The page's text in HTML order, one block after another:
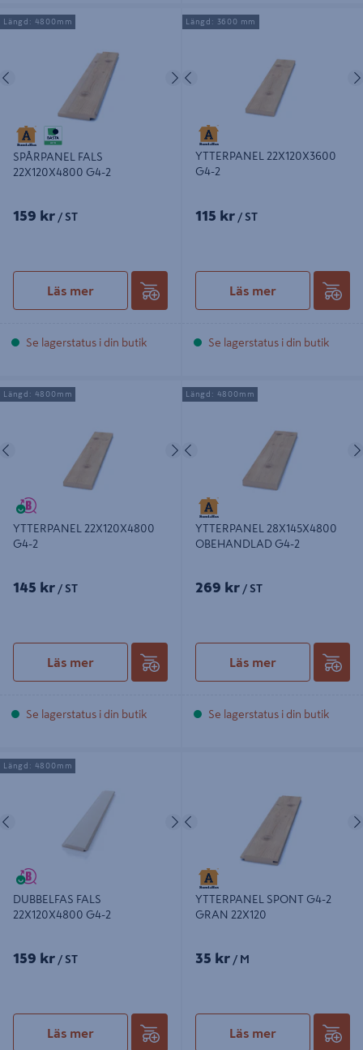
SPÅRPANEL FALS 22X120X4800
G4-2
Nästa
SPÅRPANEL FALS
22X120X4800 G4-2
159 kr / ST
Läs mer
Längd: 4800mm
Se lagerstatus i din butik
YTTERPANEL 22X120X3600 G4-2
YTTERPANEL 22X120X3600
G4-2
115 kr / ST
Läs mer
Längd: 3600 mm
Se lagerstatus i din butik
YTTERPANEL 22X120X4800 G4-2
Nästa
YTTERPANEL 22X120X4800
G4-2
145 kr / ST
Läs mer
Längd: 4800mm
Se lagerstatus i din butik
YTTERPANEL 28X145X4800
OBEHANDLAD G4-2
YTTERPANEL 28X145X4800
OBEHANDLAD G4-2
269 kr / ST
Läs mer
Längd: 4800mm
Se lagerstatus i din butik
DUBBELFAS FALS 22X120X4800
G4-2
Nästa
DUBBELFAS FALS
22X120X4800 G4-2
159 kr / ST
Läs mer
Längd: 4800mm
YTTERPANEL SPONT G4-2
GRAN 22X120
35 kr / M
Läs mer